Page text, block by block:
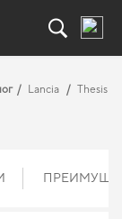
Lancia
Thesis